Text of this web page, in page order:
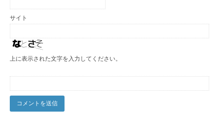
サイト
上に表示された文字を入力してください。